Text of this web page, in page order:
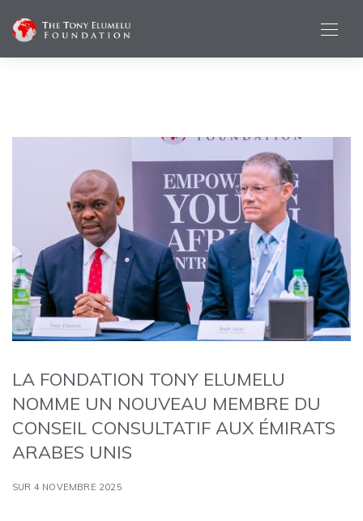
LA FONDATION TONY ELUMELU
NOMME UN NOUVEAU MEMBRE DU
CONSEIL CONSULTATIF AUX ÉMIRATS
ARABES UNIS
SUR 4 NOVEMBRE 2025